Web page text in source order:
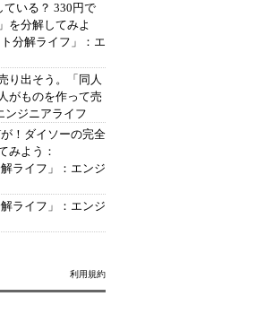
いる？ 330円で
を分解してみよ
分解ライフ」：エ
り出そう。「同人
がものを作って売
ンジニアライフ
！ダイソーの完全
みよう：
ライフ」：エンジ
ライフ」：エンジ
利用規約